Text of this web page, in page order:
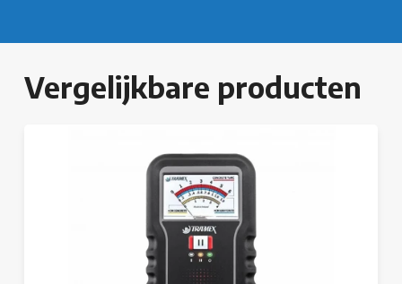
Vergelijkbare producten